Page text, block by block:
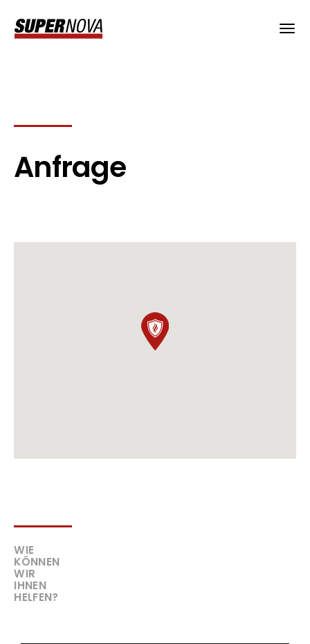
Anfrage
WIE
KÖNNEN
WIR
IHNEN
HELFEN?